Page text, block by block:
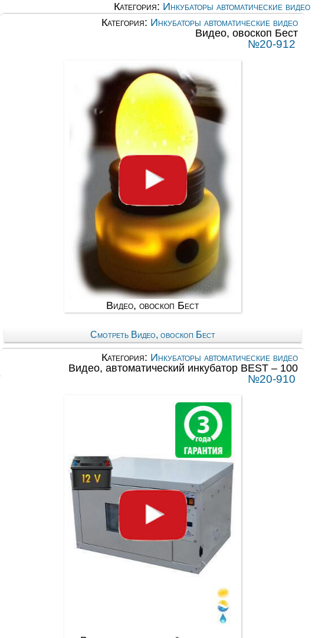
Категория: Инкубаторы автоматические видео
Категория: Инкубаторы автоматические видео
Видео, овоскоп Бест
№20-912
Видео, овоскоп Бест
Смотреть Видео, овоскоп Бест
Категория: Инкубаторы автоматические видео
Видео, автоматический инкубатор BEST – 100
№20-910